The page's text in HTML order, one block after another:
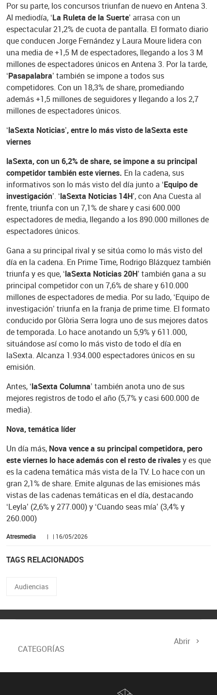
Por su parte, los concursos triunfan de nuevo en Antena 3.
Al mediodía, ‘La Ruleta de la Suerte’ arrasa con un
espectacular 21,2% de cuota de pantalla. El formato diario
que conducen Jorge Fernández y Laura Moure lidera con
una media de +1,5 M de espectadores, llegando a los 3 M
millones de espectadores únicos en Antena 3. Por la tarde,
‘Pasapalabra’ también se impone a todos sus
competidores. Con un 18,3% de share, promediando
además +1,5 millones de seguidores y llegando a los 2,7
millones de espectadores únicos.
‘laSexta Noticias’, entre lo más visto de laSexta este
viernes
laSexta, con un 6,2% de share, se impone a su principal
competidor también este viernes. En la cadena, sus
informativos son lo más visto del día junto a ‘Equipo de
investigación’. ‘laSexta Noticias 14H’, con Ana Cuesta al
frente, triunfa con un 7,1% de share y casi 600.000
espectadores de media, llegando a los 890.000 millones de
espectadores únicos.
Gana a su principal rival y se sitúa como lo más visto del
día en la cadena. En Prime Time, Rodrigo Blázquez también
triunfa y es que, ‘laSexta Noticias 20H’ también gana a su
principal competidor con un 7,6% de share y 610.000
millones de espectadores de media. Por su lado, ‘Equipo de
investigación’ triunfa en la franja de prime time. El formato
conducido por Glòria Serra logra uno de sus mejores datos
de temporada. Lo hace anotando un 5,9% y 611.000,
situándose así como lo más visto de todo el día en
laSexta. Alcanza 1.934.000 espectadores únicos en su
emisión.
Antes, ‘laSexta Columna’ también anota uno de sus
mejores registros de todo el año (5,7% y casi 600.000 de
media).
Nova, temática líder
Un día más, Nova vence a su principal competidora, pero
este viernes lo hace además con el resto de rivalesy es que
es la cadena temática más vista de la TV. Lo hace con un
gran 2,1% de share. Emite algunas de las emisiones más
vistas de las cadenas temáticas en el día, destacando
‘Leyla’ (2,6% y 277.000) y ‘Cuando seas mía’ (3,4% y
260.000)
Atresmedia | | 16/05/2026
TAGS RELACIONADOS
Audiencias
CATEGORÍAS
Abrir